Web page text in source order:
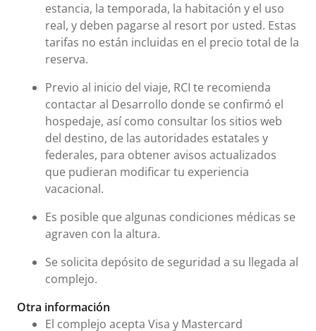
estancia, la temporada, la habitación y el uso
real, y deben pagarse al resort por usted. Estas
tarifas no están incluidas en el precio total de la
reserva.
Previo al inicio del viaje, RCI te recomienda
contactar al Desarrollo donde se confirmó el
hospedaje, así como consultar los sitios web
del destino, de las autoridades estatales y
federales, para obtener avisos actualizados
que pudieran modificar tu experiencia
vacacional.
Es posible que algunas condiciones médicas se
agraven con la altura.
Se solicita depósito de seguridad a su llegada al
complejo.
Otra información
El complejo acepta Visa y Mastercard